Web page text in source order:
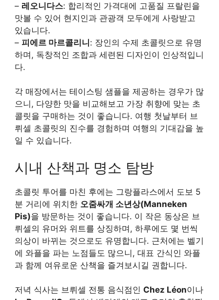
– 레오니다스: 합리적인 가격대에 고품질 프랄린을
맛볼 수 있어 현지인과 관광객 모두에게 사랑받고
있습니다.
– 피에르 마르콜리니: 장인의 수제 초콜릿으로 유명
하며, 독창적인 조합과 세련된 디자인이 인상적입니
다.
각 매장에서는 테이스팅 샘플을 제공하는 경우가 많
으니, 다양한 맛을 비교해보고 가장 취향에 맞는 초
콜릿을 구매하는 것이 좋습니다. 여행 첫날부터 브
뤼셀 초콜릿의 진수를 경험하며 여행의 기대감을 높
일 수 있습니다.
시내 산책과 명소 탐방
초콜릿 투어를 마친 후에는 그랑플라스에서 도보 5
분 거리에 위치한 오줌싸개 소년상(Manneken
Pis)을 방문하는 것이 좋습니다. 이 작은 동상은 브
뤼셀의 유머와 위트를 상징하며, 하루에도 몇 번씩
의상이 바뀌는 것으로도 유명합니다. 근처에는 벨기
에 와플을 파는 노점들도 많으니, 대표 간식인 와플
과 함께 여유로운 산책을 즐겨보시길 권합니다.
저녁 식사는 브뤼셀 전통 음식점인 Chez Léon이나